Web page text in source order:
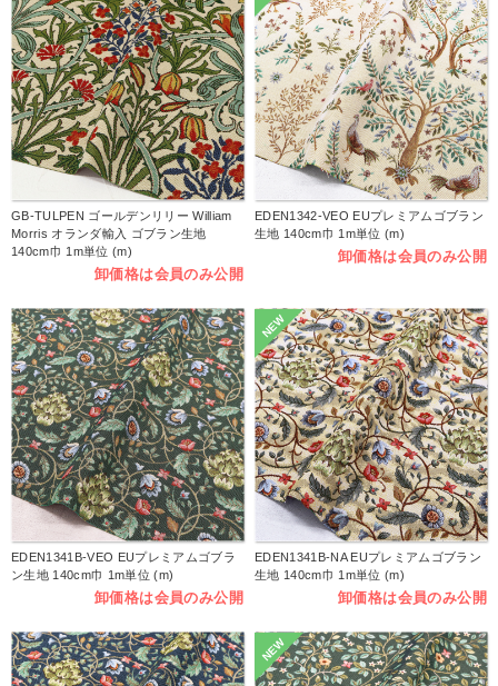
GB-TULPEN ゴールデンリリー William
Morris オランダ輸入 ゴブラン生地
140cm巾 1m単位 (m)
卸価格は会員のみ公開
EDEN1342-VEO EUプレミアムゴブラン
生地 140cm巾 1m単位 (m)
卸価格は会員のみ公開
EDEN1341B-VEO EUプレミアムゴブラ
ン生地 140cm巾 1m単位 (m)
卸価格は会員のみ公開
NEW
EDEN1341B-NA EUプレミアムゴブラン
生地 140cm巾 1m単位 (m)
卸価格は会員のみ公開
NEW